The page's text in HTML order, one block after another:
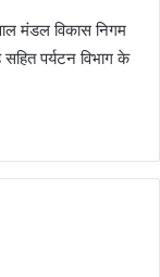
मंडल विकास निगम
पर्यटन विभाग के